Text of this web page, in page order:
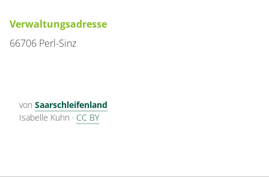
Verwaltungsadresse
66706 Perl-Sinz
von Saarschleifenland
Isabelle Kuhn · CC BY